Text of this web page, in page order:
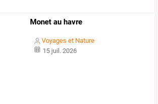
Monet au havre
Voyages et Nature
15 juil. 2026